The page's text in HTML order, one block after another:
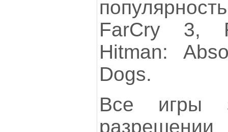
FarCry 3,
Hitman:
Dogs.
Все игры
разрешении